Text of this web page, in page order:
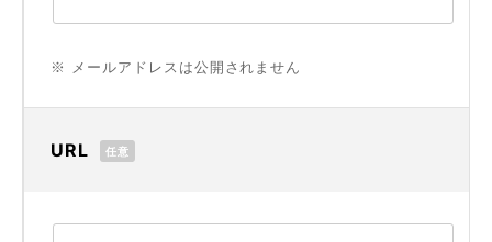
※ メールアドレスは公開されません
URL 任意